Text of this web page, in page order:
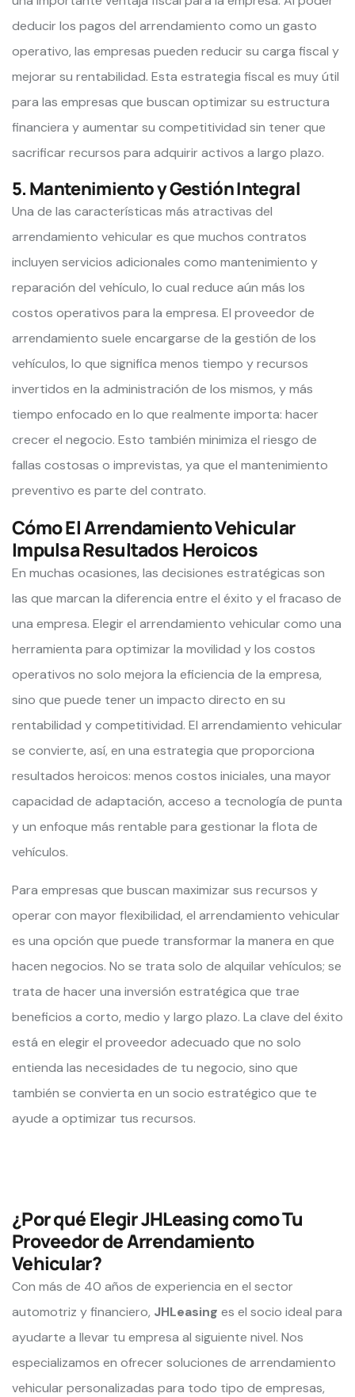
deducir los pagos del arrendamiento como un gasto
operativo, las empresas pueden reducir su carga fiscal y
mejorar su rentabilidad. Esta estrategia fiscal es muy útil
para las empresas que buscan optimizar su estructura
financiera y aumentar su competitividad sin tener que
sacrificar recursos para adquirir activos a largo plazo.
5. Mantenimiento y Gestión Integral
Una de las características más atractivas del
arrendamiento vehicular es que muchos contratos
incluyen servicios adicionales como mantenimiento y
reparación del vehículo, lo cual reduce aún más los
costos operativos para la empresa. El proveedor de
arrendamiento suele encargarse de la gestión de los
vehículos, lo que significa menos tiempo y recursos
invertidos en la administración de los mismos, y más
tiempo enfocado en lo que realmente importa: hacer
crecer el negocio. Esto también minimiza el riesgo de
fallas costosas o imprevistas, ya que el mantenimiento
preventivo es parte del contrato.
Cómo El Arrendamiento Vehicular
Impulsa Resultados Heroicos
En muchas ocasiones, las decisiones estratégicas son
las que marcan la diferencia entre el éxito y el fracaso de
una empresa. Elegir el arrendamiento vehicular como una
herramienta para optimizar la movilidad y los costos
operativos no solo mejora la eficiencia de la empresa,
sino que puede tener un impacto directo en su
rentabilidad y competitividad. El arrendamiento vehicular
se convierte, así, en una estrategia que proporciona
resultados heroicos: menos costos iniciales, una mayor
capacidad de adaptación, acceso a tecnología de punta
y un enfoque más rentable para gestionar la flota de
vehículos.
Para empresas que buscan maximizar sus recursos y
operar con mayor flexibilidad, el arrendamiento vehicular
es una opción que puede transformar la manera en que
hacen negocios. No se trata solo de alquilar vehículos; se
trata de hacer una inversión estratégica que trae
beneficios a corto, medio y largo plazo. La clave del éxito
está en elegir el proveedor adecuado que no solo
entienda las necesidades de tu negocio, sino que
también se convierta en un socio estratégico que te
ayude a optimizar tus recursos.
¿Por qué Elegir JHLeasing como Tu
Proveedor de Arrendamiento
Vehicular?
Con más de 40 años de experiencia en el sector
automotriz y financiero, JHLeasing es el socio ideal para
ayudarte a llevar tu empresa al siguiente nivel. Nos
especializamos en ofrecer soluciones de arrendamiento
vehicular personalizadas para todo tipo de empresas,